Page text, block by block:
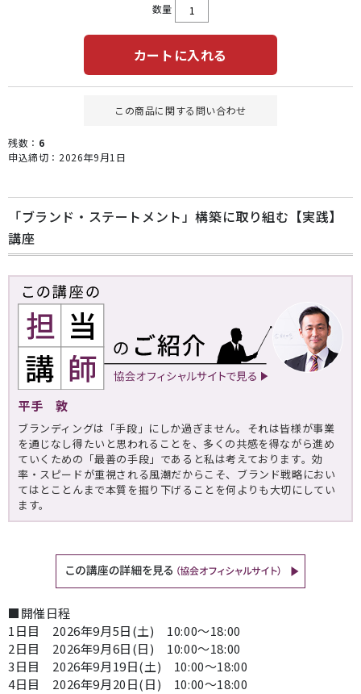
数量
カートに入れる
この商品に関する問い合わせ
残数： 6
申込締切：2026年9月1日
「ブランド・ステートメント」構築に取り組む【実践】
講座
平手 敦
ブランディングは「手段」にしか過ぎません。それは皆様が事業
を通じなし得たいと思われることを、多くの共感を得ながら進め
ていくための「最善の手段」であると私は考えております。効
率・スピードが重視される風潮だからこそ、ブランド戦略におい
てはとことんまで本質を掘り下げることを何よりも大切にしてい
ます。
■開催日程
1日目 2026年9月5日(土) 10:00～18:00
2日目 2026年9月6日(日) 10:00～18:00
3日目 2026年9月19日(土) 10:00～18:00
4日目 2026年9月20日(日) 10:00～18:00